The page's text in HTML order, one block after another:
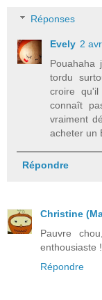
Réponses
Evely 2
Pouahaha
tordu
croire
connaît
vraiment
acheter un
Répondre
Christine
Pauvre
enthousiaste
Répondre